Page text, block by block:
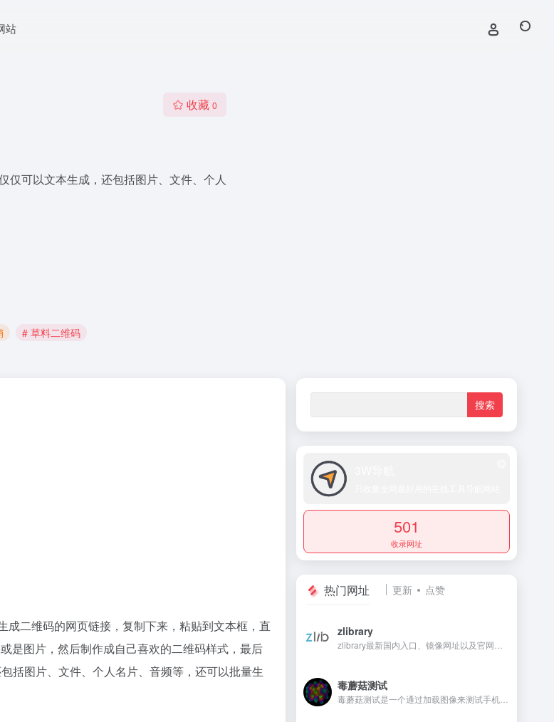
站
收藏 0
仅可以文本生成，还包括图片、文件、个人
# 草料二维码
二维码的网页链接，复制下来，粘贴到文本框，直
是图片，然后制作成自己喜欢的二维码样式，最后
括图片、文件、个人名片、音频等，还可以批量生
501
收录网址
热门网址 更新 点赞
zlibrary
毒蘑菇测试